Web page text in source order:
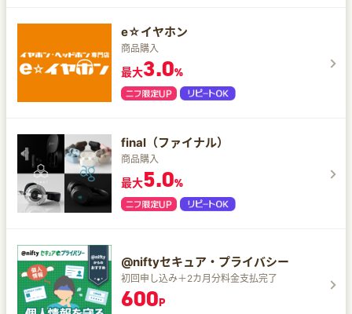
e☆イヤホン
商品購入
最大3.0%
final（ファイナル）
商品購入
最大5.0%
@niftyセキュア・プライバシー
初回申し込み＋2カ月分料金支払完了
600P